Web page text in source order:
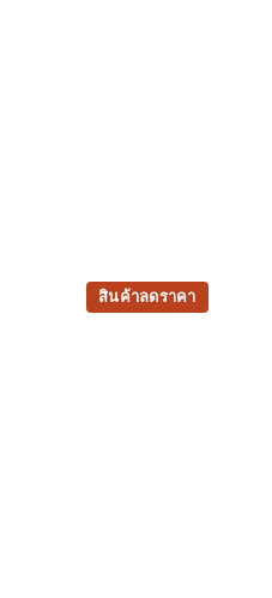
สินค้าลดราคา